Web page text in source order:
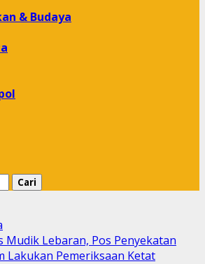
& Budaya
Mudik Lebaran, Pos Penyekatan
Lakukan Pemeriksaan Ketat